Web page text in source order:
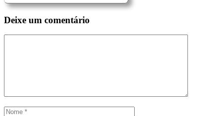
Deixe um comentário
Nome